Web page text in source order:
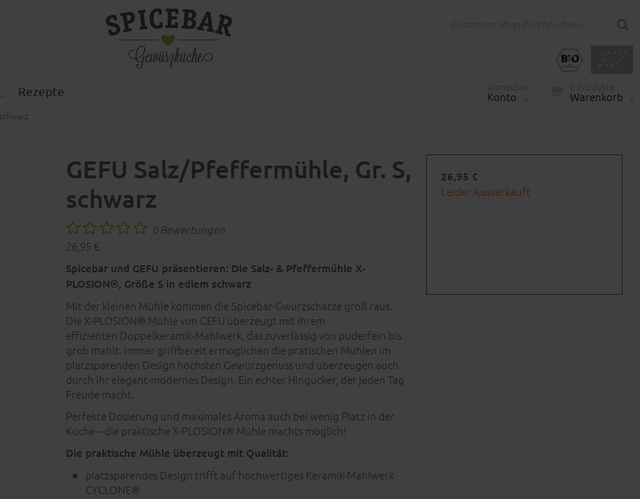
Konto Warenkorb
Rezepte
GEFU Salz/Pfeffermühle, Gr. S,
schwarz
0 Bewertungen
26,95 €
26,95 €
Leider Ausverkauft
Spicebar und GEFU präsentieren: Die Salz- & Pfeffermühle X-
PLOSION®, Größe S in edlem schwarz
Mit der kleinen Mühle kommen die Spicebar-Gwürzschätze groß raus.
Die X-PLOSION® Mühle von GEFU überzeugt mit ihrem
effizienten Doppelkeramik-Mahlwerk, das zuverlässig von puderfein bis
grob mahlt. Immer griffbereit ermöglichen die pratischen Mühlen im
platzsparenden Design höchsten Gewürzgenuss und überzeugen auch
durch ihr elegant-modernes Design. Ein echter Hingucker, der jeden Tag
Freude macht.
Perfekte Dosierung und maximales Aroma auch bei wenig Platz in der
Küche – die praktische X-PLOSION® Mühle machts möglich!
Die praktische Mühle überzeugt mit Qualität:
platzsparendes Design trifft auf hochwertiges Keramik-Mahlwerk
CYCLONE®